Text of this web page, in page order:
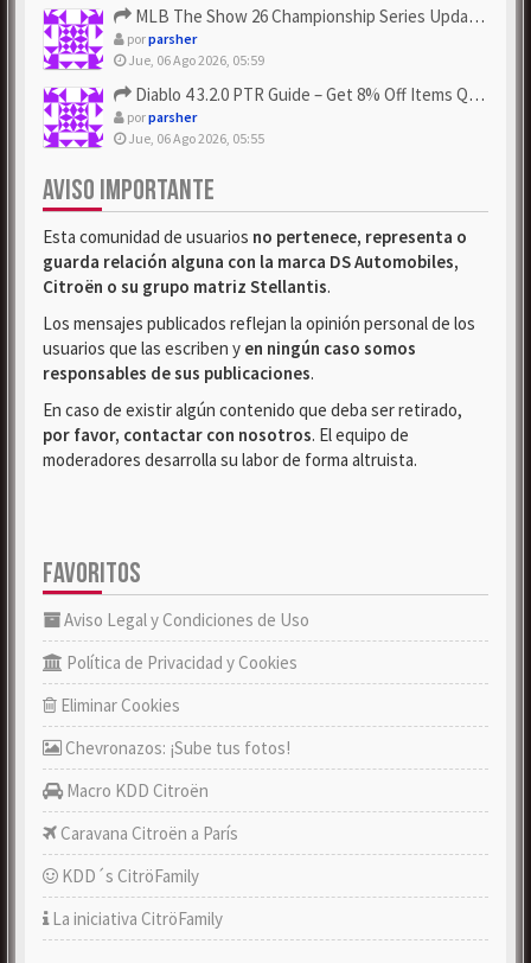
MLB The Show 26 Championship Series Update! Get Cheap & ...
porparsher
Jue, 06 Ago 2026, 05:59
Diablo 4 3.2.0 PTR Guide – Get 8% Off Items Quickly to Test ...
porparsher
Jue, 06 Ago 2026, 05:55
AVISO IMPORTANTE
Esta comunidad de usuarios no pertenece, representa o
guarda relación alguna con la marca DS Automobiles,
Citroën o su grupo matriz Stellantis.
Los mensajes publicados reflejan la opinión personal de los
usuarios que las escriben y en ningún caso somos
responsables de sus publicaciones.
En caso de existir algún contenido que deba ser retirado,
por favor, contactar con nosotros. El equipo de
moderadores desarrolla su labor de forma altruista.
FAVORITOS
Aviso Legal y Condiciones de Uso
Política de Privacidad y Cookies
Eliminar Cookies
Chevronazos: ¡Sube tus fotos!
Macro KDD Citroën
Caravana Citroën a París
KDD´s CitröFamily
La iniciativa CitröFamily